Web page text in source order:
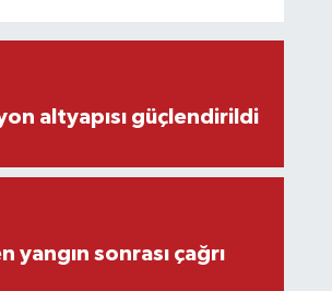
altyapısı güçlendirildi
yangın sonrası çağrı